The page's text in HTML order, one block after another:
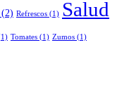
(2) Refrescos (1) Salud
Tomates (1) Zumos (1)